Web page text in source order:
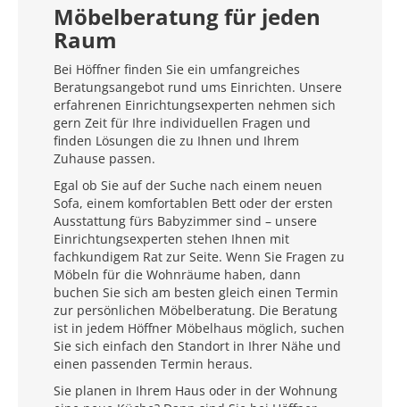
Möbelberatung für jeden
Raum
Bei Höffner finden Sie ein umfangreiches
Beratungsangebot rund ums Einrichten. Unsere
erfahrenen Einrichtungsexperten nehmen sich
gern Zeit für Ihre individuellen Fragen und
finden Lösungen die zu Ihnen und Ihrem
Zuhause passen.
Egal ob Sie auf der Suche nach einem neuen
Sofa, einem komfortablen Bett oder der ersten
Ausstattung fürs Babyzimmer sind – unsere
Einrichtungsexperten stehen Ihnen mit
fachkundigem Rat zur Seite. Wenn Sie Fragen zu
Möbeln für die Wohnräume haben, dann
buchen Sie sich am besten gleich einen Termin
zur persönlichen Möbelberatung. Die Beratung
ist in jedem Höffner Möbelhaus möglich, suchen
Sie sich einfach den Standort in Ihrer Nähe und
einen passenden Termin heraus.
Sie planen in Ihrem Haus oder in der Wohnung